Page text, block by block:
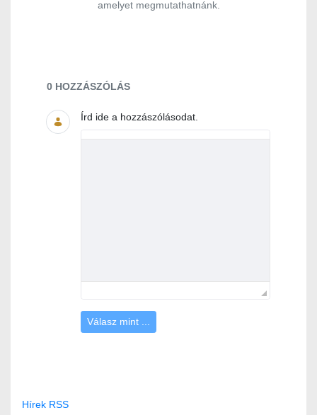
amelyet megmutathatnánk.
Dokumentumok és médiafájlok
0 HOZZÁSZÓLÁS
Írd ide a hozzászólásodat.
Válasz mint ...
Hírek RSS